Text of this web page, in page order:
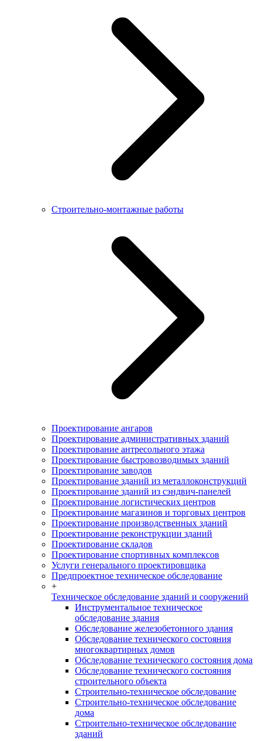
Строительно-монтажные работы
Проектирование ангаров
Проектирование административных зданий
Проектирование антресольного этажа
Проектирование быстровозводимых зданий
Проектирование заводов
Проектирование зданий из металлоконструкций
Проектирование зданий из сэндвич-панелей
Проектирование логистических центров
Проектирование магазинов и торговых центров
Проектирование производственных зданий
Проектирование реконструкции зданий
Проектирование складов
Проектирование спортивных комплексов
Услуги генерального проектировщика
Предпроектное техническое обследование
+
Техническое обследование зданий и сооружений
Инструментальное техническое
обследование здания
Обследование железобетонного здания
Обследование технического состояния
многоквартирных домов
Обследование технического состояния дома
Обследование технического состояния
строительного объекта
Строительно-техническое обследование
Строительно-техническое обследование
дома
Строительно-техническое обследование
зданий